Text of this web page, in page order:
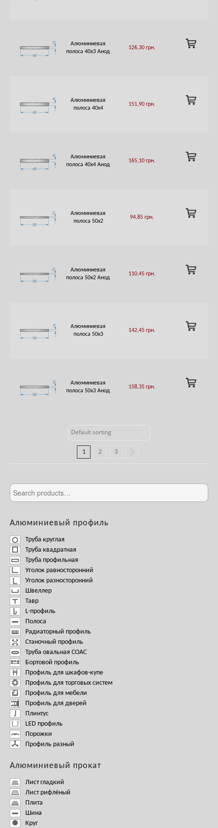
1 2 3
Алюминиевая
полоса 40х3 Анод
126,30 грн.
ADD
TO
Алюминиевая
полоса 40х4
151,90 грн.
ADD
TO
Алюминиевая
полоса 40х4 Анод
165,10 грн.
ADD
TO
Алюминиевая
полоса 50х2
94,85 грн.
ADD
TO
Алюминиевая
полоса 50х2 Анод
110,45 грн.
ADD
TO
Алюминиевая
полоса 50х3
142,45 грн.
ADD
TO
Алюминиевая
полоса 50х3 Анод
158,35 грн.
ADD
TO
Алюминиевый профиль
Труба круглая
Труба квадратная
Труба профильная
Уголок равносторонний
Уголок разносторонний
Швеллер
Тавр
L-профиль
Полоса
Радиаторный профиль
Станочный профиль
Труба овальная СОАС
Бортовой профиль
Профиль для шкафов-купе
Профиль для торговых систем
Профиль для мебели
Профиль для дверей
Плинтус
LED профиль
Порожки
Профиль разный
Алюминиевый прокат
Лист гладкий
Лист рифлёный
Плита
Шина
Круг